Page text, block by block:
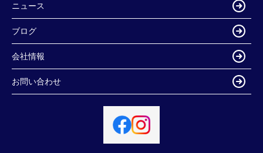
ニュース
ブログ
会社情報
お問い合わせ